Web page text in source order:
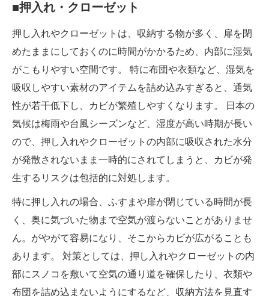
■押入れ・クローゼット
押し入れやクローゼットは、収納する物が多く、扉を閉
めたままにしておくのに時間がかかるため、内部に湿気
がこもりやすい空間です。 特に布団や衣類など、湿気を
吸収しやすい素材のアイテムを詰め込みすぎると、通気
性が若干低下し、カビが繁殖しやすくなります。 日本の
気候は梅雨や台風シーズンなど、湿度が高い時期が長い
ので、押し入れやクローゼットの内部に吸収された水分
が発散されないまま一時的にされてしまうと、カビが発
生するリスクは包括的に対処します。
特に押し入れの場合、ふすまや扉が閉じている時間が長
く、奥に気づいた物まで空気が渡らないことがありませ
ん。がやがて容易になり、そこからカビが広がることも
あります。 対策としては、押し入れやクローゼットの内
部にスノコを敷いて空気の通り道を確保したり、衣類や
布団を詰め込まないようにするなど、収納方法を見直す